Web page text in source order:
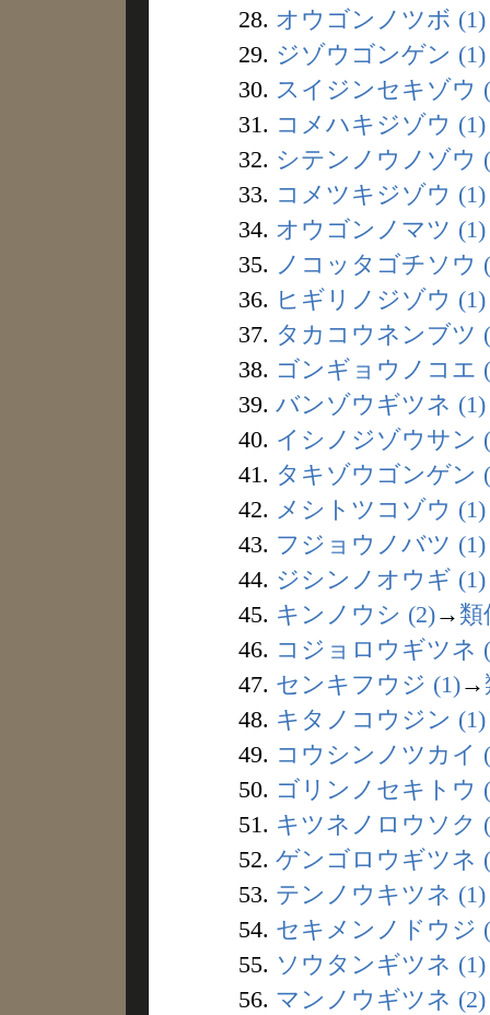
28. オウゴンノツボ (1)
29. ジゾウゴンゲン (1)
30. スイジンセキゾウ
31. コメハキジゾウ (1)
32. シテンノウノゾウ
33. コメツキジゾウ (1)
34. オウゴンノマツ (1)
35. ノコッタゴチソウ
36. ヒギリノジゾウ (1)
37. タカコウネンブツ
38. ゴンギョウノコエ
39. バンゾウギツネ (1)
40. イシノジゾウサン
41. タキゾウゴンゲン
42. メシトツコゾウ (1)
43. フジョウノバツ (1)
44. ジシンノオウギ (1)
45. キンノウシ (2)→ 類
46. コジョロウギツネ
47. センキフウジ (1)→
48. キタノコウジン (1)
49. コウシンノツカイ
50. ゴリンノセキトウ
51. キツネノロウソク
52. ゲンゴロウギツネ
53. テンノウキツネ (1)
54. セキメンノドウジ
55. ソウタンギツネ (1)
56. マンノウギツネ (2)